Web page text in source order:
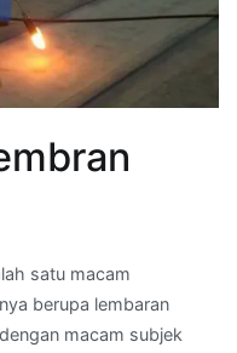
satu macam
berupa lembaran
macam subjek